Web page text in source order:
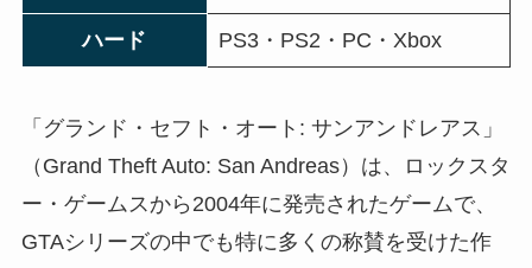
ハード PS3・PS2・PC・Xbox
「グランド・セフト・オート: サンアンドレアス」
（Grand Theft Auto: San Andreas）は、ロックスタ
ー・ゲームスから2004年に発売されたゲームで、
GTAシリーズの中でも特に多くの称賛を受けた作